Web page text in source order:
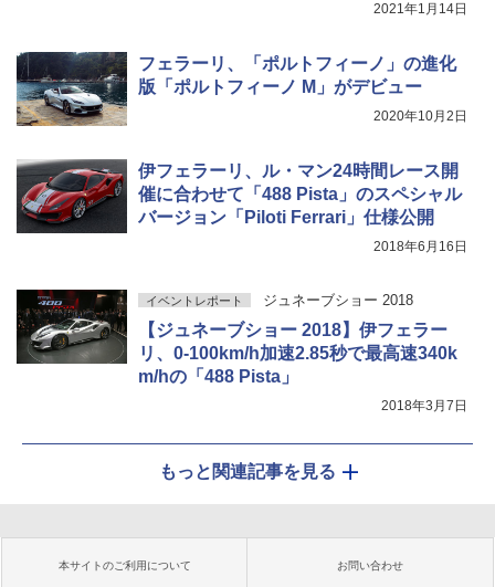
2021年1月14日
フェラーリ、「ポルトフィーノ」の進化
版「ポルトフィーノ M」がデビュー
2020年10月2日
伊フェラーリ、ル・マン24時間レース開
催に合わせて「488 Pista」のスペシャル
バージョン「Piloti Ferrari」仕様公開
2018年6月16日
イベントレポート ジュネーブショー 2018
【ジュネーブショー 2018】伊フェラー
リ、0-100km/h加速2.85秒で最高速340k
m/hの「488 Pista」
2018年3月7日
もっと関連記事を見る
本サイトのご利用について お問い合わせ